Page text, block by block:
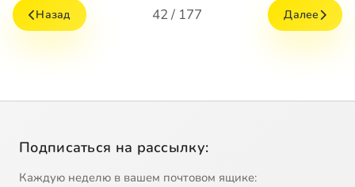
Назад 42 / 177 Далее
Подписаться на рассылку:
Каждую неделю в вашем почтовом ящике: